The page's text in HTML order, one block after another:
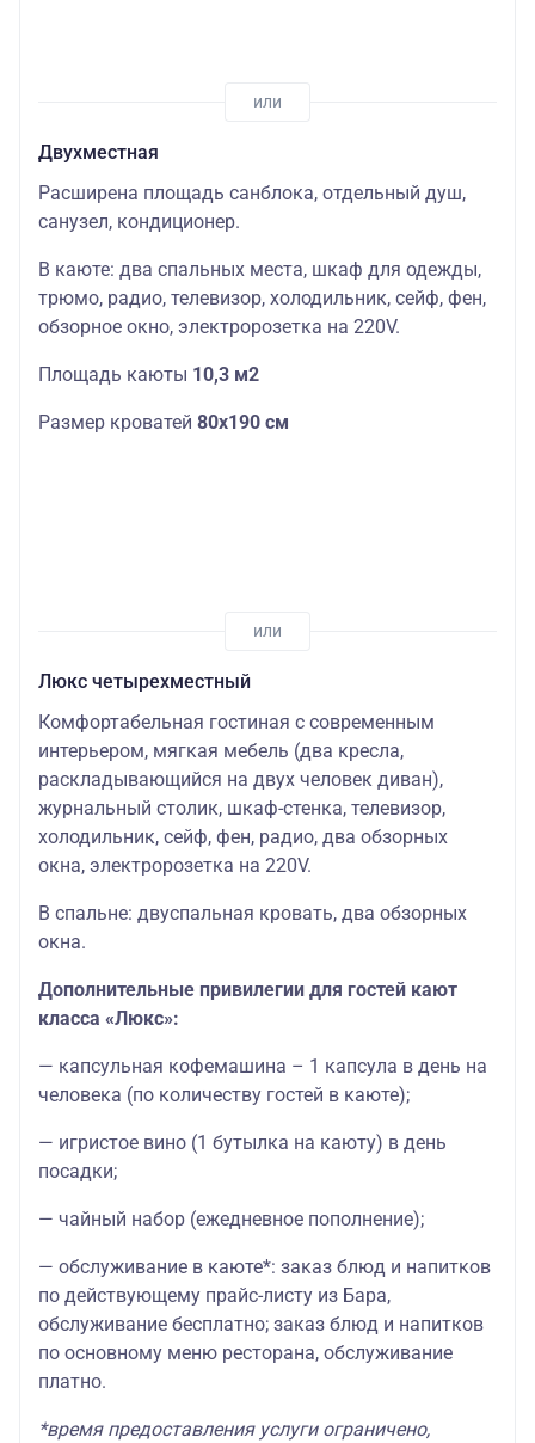
Двухместная
Расширена площадь санблока, отдельный душ,
санузел, кондиционер.
В каюте: два спальных места, шкаф для одежды,
трюмо, радио, телевизор, холодильник, сейф, фен,
обзорное окно, электророзетка на 220V.
Площадь каюты 10,3 м2
Размер кроватей 80х190 см
Люкс четырехместный
Комфортабельная гостиная с современным
интерьером, мягкая мебель (два кресла,
раскладывающийся на двух человек диван),
журнальный столик, шкаф-стенка, телевизор,
холодильник, сейф, фен, радио, два обзорных
окна, электророзетка на 220V.
В спальне: двуспальная кровать, два обзорных
окна.
Дополнительные привилегии для гостей кают
класса «Люкс»:
— капсульная кофемашина – 1 капсула в день на
человека (по количеству гостей в каюте);
— игристое вино (1 бутылка на каюту) в день
посадки;
— чайный набор (ежедневное пополнение);
— обслуживание в каюте*: заказ блюд и напитков
по действующему прайс-листу из Бара,
обслуживание бесплатно; заказ блюд и напитков
по основному меню ресторана, обслуживание
платно.
*время предоставления услуги ограничено,